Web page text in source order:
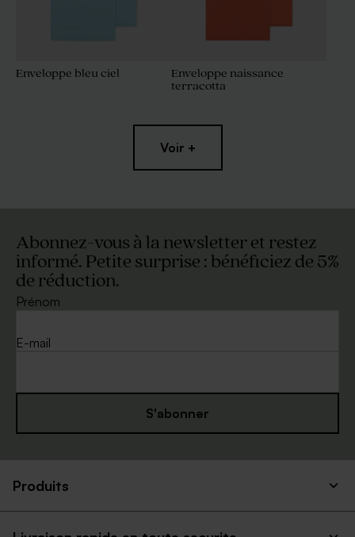
Enveloppe bleu ciel
Enveloppe naissance
terracotta
Magnifique enveloppe
carrée blanche
Enveloppe naissance rouille
petit format
Voir +
Abonnez-vous à la newsletter et restez
informé. Petite surprise : bénéficiez de 5%
de réduction.
Prénom
E-mail
S'abonner
Produits